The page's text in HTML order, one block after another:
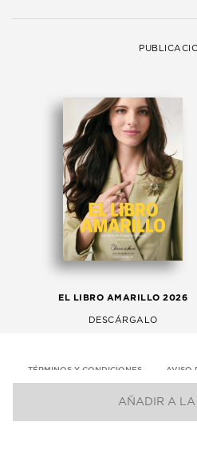
AÑADIR A
EL LIBRO AMARILLO 2026
DESCÁRGALO
TÉRMINOS Y CONDICIONES AVISO